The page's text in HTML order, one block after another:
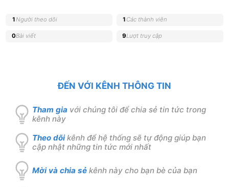
1Người theo dõi 1 Các thành viên
0Bài viết 9Lượt truy cập
ĐẾN VỚI KÊNH THÔNG TIN
Tham gia với chúng tôi để chia sẻ tin tức trong
kênh này
Theo dõi kênh để hệ thống sẽ tự động giúp bạn
cập nhật những tin tức mới nhất
Mời và chia sẻ kênh này cho bạn bè của bạn